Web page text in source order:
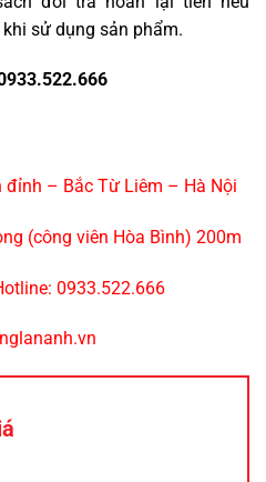
sử dụng sản phẩm.
– Bắc Từ Liêm – Hà Nội
(công viên Hòa Bình) 200m
0933.522.666